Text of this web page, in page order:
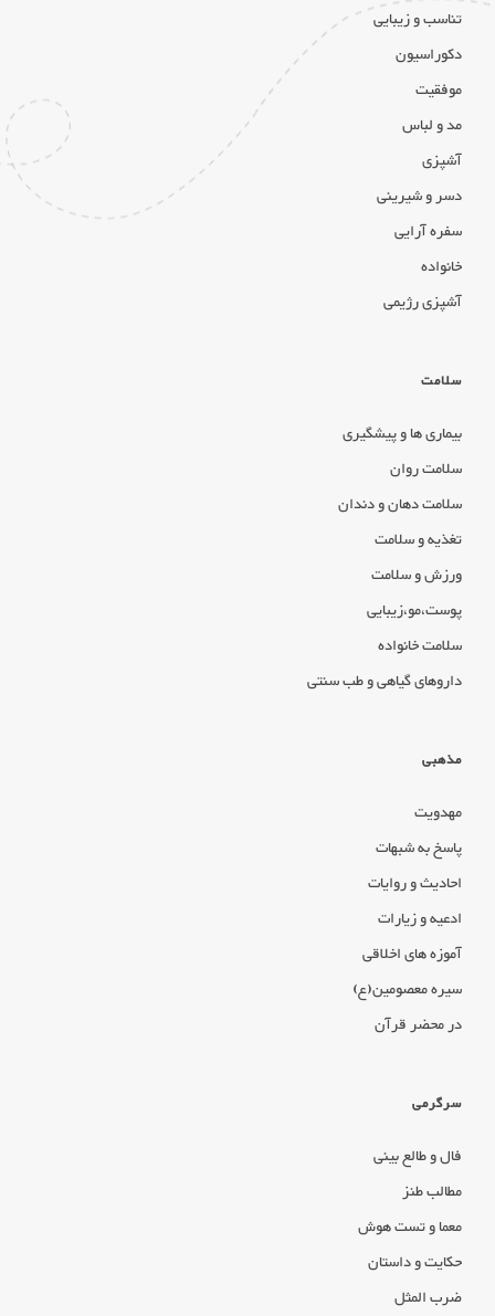
تناسب و زیبایی
دکوراسیون
موفقیت
مد و لباس
آشپزی
دسر و شیرینی
سفره آرایی
خانواده
آشپزی رژیمی
سلامت
بیماری ها و پیشگیری
سلامت روان
سلامت دهان و دندان
تغذیه و سلامت
ورزش و سلامت
پوست،مو،زیبایی
سلامت خانواده
داروهای گیاهی و طب سنتی
مذهبی
مهدویت
پاسخ به شبهات
احادیث و روایات
ادعیه و زیارات
آموزه های اخلاقی
سیره معصومین(ع)
در محضر قرآن
سرگرمی
فال و طالع بینی
مطالب طنز
معما و تست هوش
حکایت و داستان
ضرب المثل